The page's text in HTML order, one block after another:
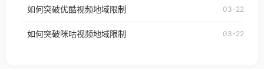
权限制所困扰。
制问题，且仅能在中国大陆地区播放。 遇到这个问题
户收听网易云音乐地区版权限制」的问题，无论人在
如何突破优酷视频地域限制 03-22
如何突破咪咕视频地域限制 03-22